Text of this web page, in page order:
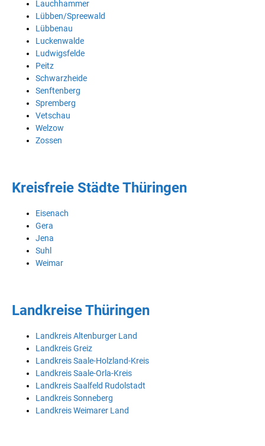
Lauchhammer
Lübben/Spreewald
Lübbenau
Luckenwalde
Ludwigsfelde
Peitz
Schwarzheide
Senftenberg
Spremberg
Vetschau
Welzow
Zossen
Kreisfreie Städte Thüringen
Eisenach
Gera
Jena
Suhl
Weimar
Landkreise Thüringen
Landkreis Altenburger Land
Landkreis Greiz
Landkreis Saale-Holzland-Kreis
Landkreis Saale-Orla-Kreis
Landkreis Saalfeld Rudolstadt
Landkreis Sonneberg
Landkreis Weimarer Land